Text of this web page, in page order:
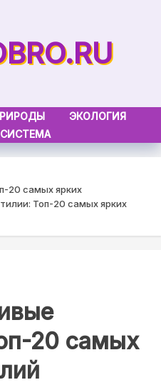
ЭКОЛОГИЯ
20 самых ярких
Топ-20 самых ярких
20 самых